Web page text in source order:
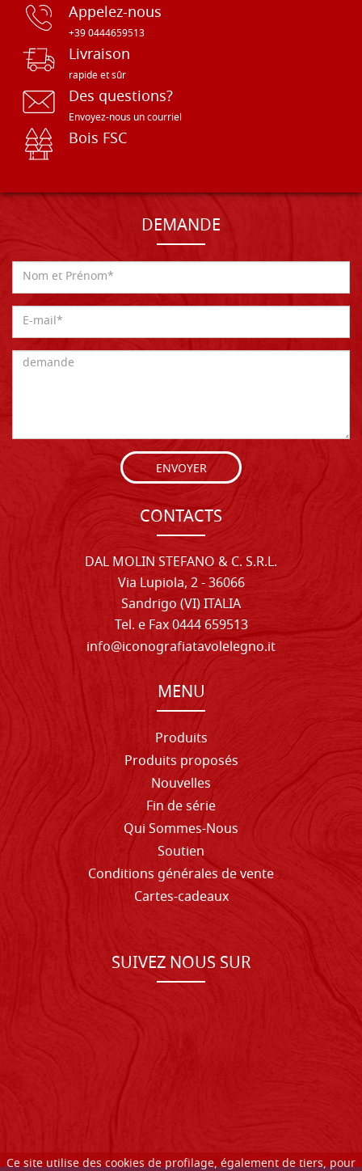
Ce site utilise des cookies de profilage, également de tiers, pour
Appelez-nous
+39 0444659513
Livraison
rapide et sûr
Des questions?
Envoyez-nous un courriel
Bois FSC
DEMANDE
ENVOYER
CONTACTS
DAL MOLIN STEFANO & C. S.R.L.
Via Lupiola, 2 - 36066
Sandrigo (VI) ITALIA
Tel. e Fax 0444 659513
info@iconografiatavolelegno.it
MENU
Produits
Produits proposés
Nouvelles
Fin de série
Qui Sommes-Nous
Soutien
Conditions générales de vente
Cartes-cadeaux
SUIVEZ NOUS SUR